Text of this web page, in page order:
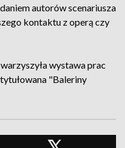
autorów scenariusza
kontaktu z operą czy
wystawa prac
"Baleriny